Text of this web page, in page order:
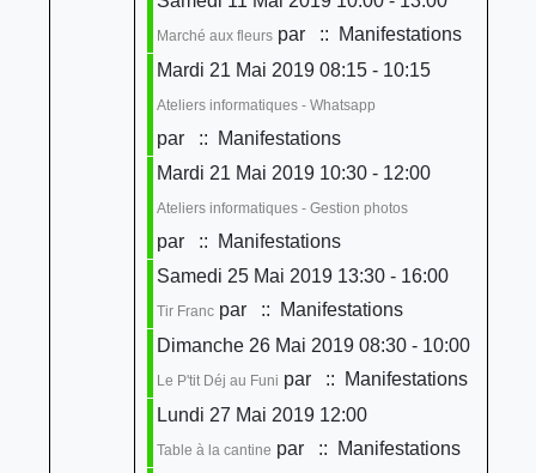
Marché aux fleurspar
:: Manifestations
Mardi 21 Mai 2019 08:15 - 10:15
Ateliers informatiques - Whatsapp
par
:: Manifestations
Mardi 21 Mai 2019 10:30 - 12:00
Ateliers informatiques - Gestion photos
par
:: Manifestations
Samedi 25 Mai 2019 13:30 - 16:00
Tir Francpar
:: Manifestations
Dimanche 26 Mai 2019 08:30 - 10:00
Le P'tit Déj au Funi par
:: Manifestations
Lundi 27 Mai 2019 12:00
Table à la cantine par
:: Manifestations